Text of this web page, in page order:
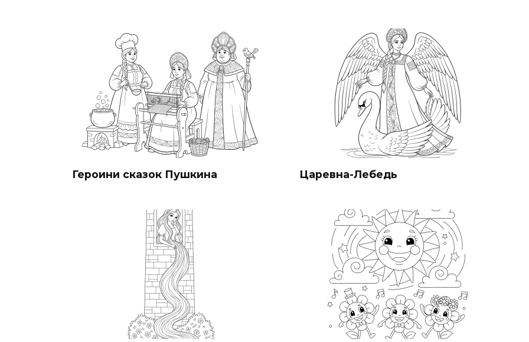
Героини сказок Пушкина Царевна-Лебедь